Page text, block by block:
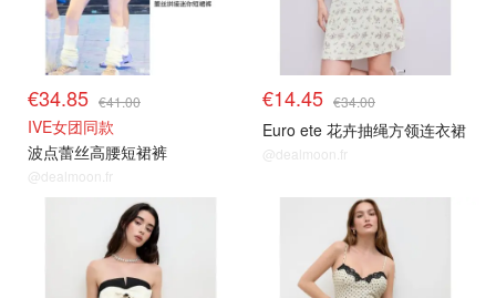
€34.85 €41.00
IVE女团同款
波点蕾丝高腰短裙裤
@dealmoon.fr
€14.45 €34.00
Euro ete 花卉抽绳方领连衣裙
@dealmoon.fr